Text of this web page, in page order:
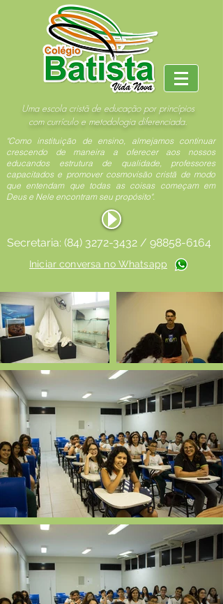
Uma escola cristã de educação por princípios
com currículo e metodologia diferenciada.
"Como instituição de ensino, almejamos continuar
crescendo de maneira a oferecer aos nossos
educandos estrutura de qualidade, professores
capacitados e promover cosmovisão cristã de modo
que entendam que todas as coisas começam em
Deus e Nele encontram seu propósito".
Secretaria: (84) 3272-3432 / 98858-6164
Iniciar conversa no Whatsapp